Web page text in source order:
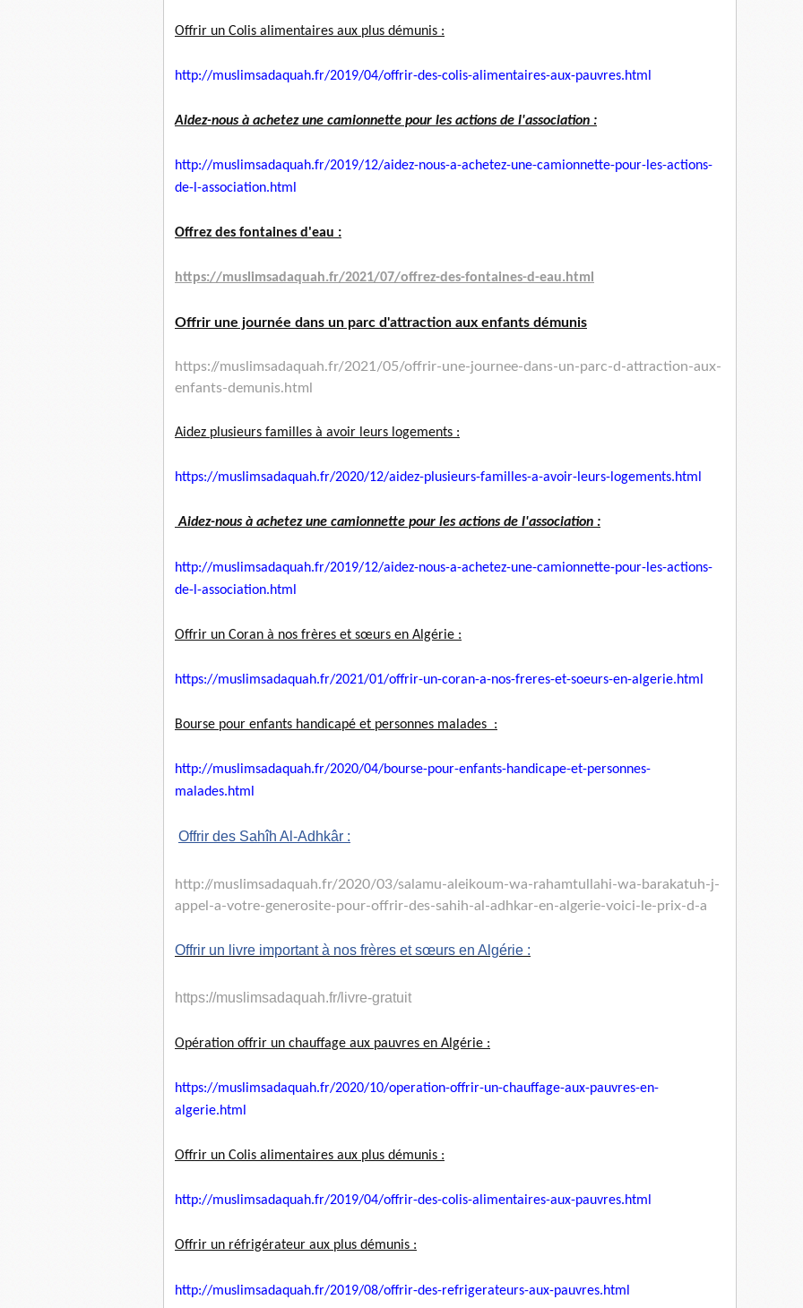
Offrir un Colis alimentaires aux plus démunis :
http://muslimsadaquah.fr/2019/04/offrir-des-colis-alimentaires-aux-pauvres.html
Aidez-nous à achetez une camionnette pour les actions de l'association :
http://muslimsadaquah.fr/2019/12/aidez-nous-a-achetez-une-camionnette-pour-les-actions-
de-l-association.html
Offrez des fontaines d'eau :
https://muslimsadaquah.fr/2021/07/offrez-des-fontaines-d-eau.html
Offrir une journée dans un parc d'attraction aux enfants démunis
https://muslimsadaquah.fr/2021/05/offrir-une-journee-dans-un-parc-d-attraction-aux-
enfants-demunis.html
Aidez plusieurs familles à avoir leurs logements :
https://muslimsadaquah.fr/2020/12/aidez-plusieurs-familles-a-avoir-leurs- logements.html
Aidez-nous à achetez une camionnette pour les actions de l'association :
http://muslimsadaquah.fr/2019/12/aidez-nous-a-achetez-une-camionnette-pour-les-actions-
de-l-association.html
Offrir un Coran à nos frères et sœurs en Algérie :
https://muslimsadaquah.fr/2021/01/offrir-un-coran-a-nos-freres-et-soeurs-en-algerie.html
Bourse pour enfants handicapé et personnes malades :
http://muslimsadaquah.fr/2020/04/bourse-pour-enfants-handicape-et-personnes-
malades.html
Offrir des Sahîh Al-Adhkâr :
http://muslimsadaquah.fr/2020/03/salamu-aleikoum-wa-rahamtullahi-wa-barakatuh-j-
appel-a-votre-generosite-pour-offrir-des-sahih-al-adhkar-en-algerie-voici-le-prix-d-a
Offrir un livre important à nos frères et sœurs en Algérie :
https://muslimsadaquah.fr/livre-gratuit
Opération offrir un chauffage aux pauvres en Algérie :
https://muslimsadaquah.fr/2020/10/operation-offrir-un-chauffage-aux-pauvres-en-
algerie.html
Offrir un Colis alimentaires aux plus démunis :
http://muslimsadaquah.fr/2019/04/offrir-des-colis-alimentaires-aux-pauvres.html
Offrir un réfrigérateur aux plus démunis :
http://muslimsadaquah.fr/2019/08/offrir-des-refrigerateurs-aux-pauvres.html